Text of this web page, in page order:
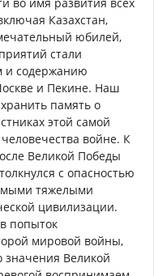
Казахстан,
юбилей,
стали
и содержанию
и Пекине. Наш
память о
этой самой
войне. К
Великой Победы
с опасностью
тяжелыми
цивилизации.
попыток
мировой войны,
значения Великой